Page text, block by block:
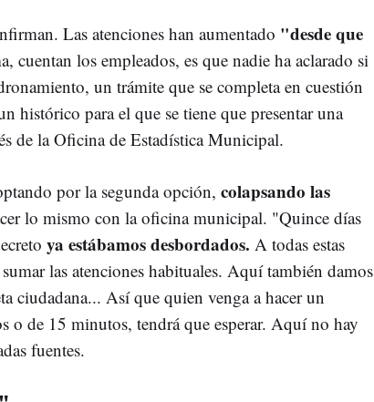
Las atenciones han aumentado "desde que
cuentan los empleados, es que nadie ha aclarado si
un trámite que se completa en cuestión
histórico para el que se tiene que presentar una
de la Oficina de Estadística Municipal.
por la segunda opción, colapsando las
lo mismo con la oficina municipal. "Quince días
ya estábamos desbordados. A todas estas
las atenciones habituales. Aquí también damos
ciudadana... Así que quien venga a hacer un
o de 15 minutos, tendrá que esperar. Aquí no hay
fuentes.